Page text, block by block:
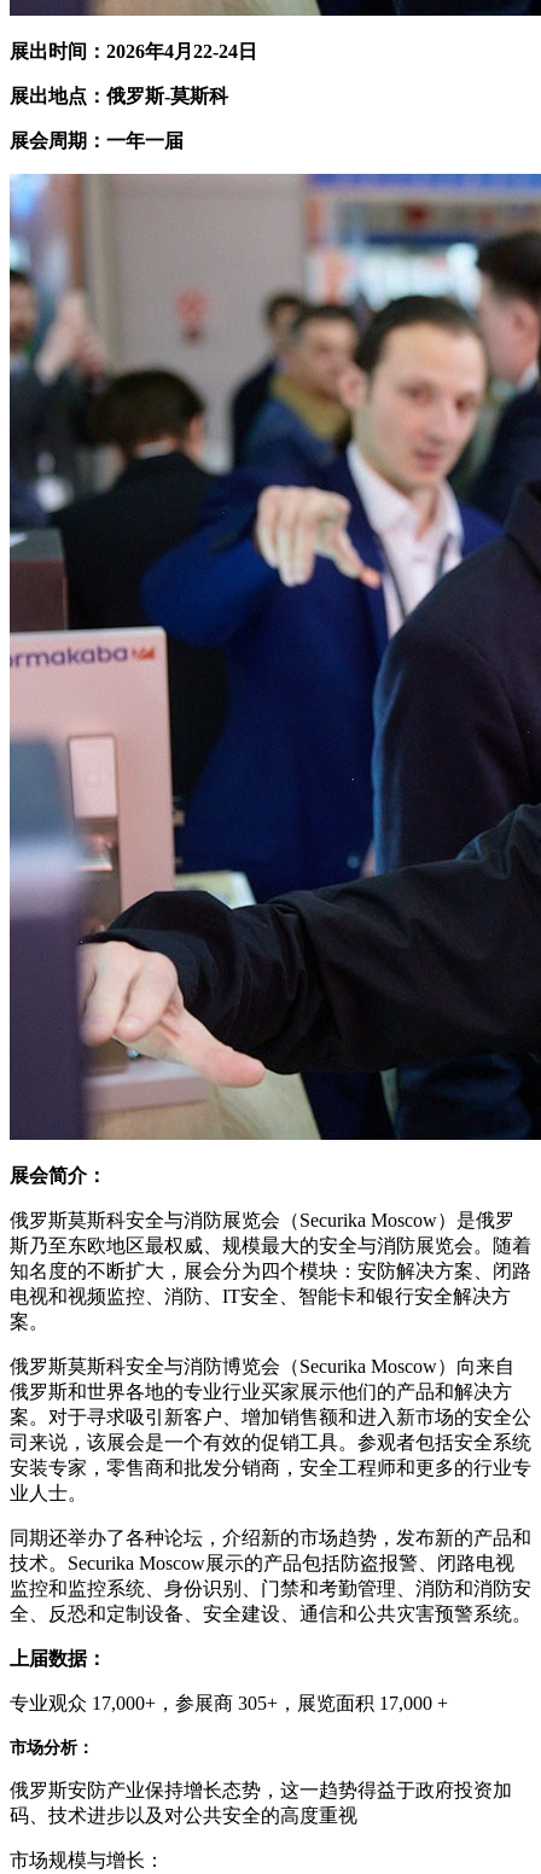
展出时间：2026年4月22-24 日
展出地点：俄罗斯-莫斯科
展会周期：一年一届
展会简介：
俄罗斯莫斯科安全与消防展览会（Securika Moscow）是俄罗
斯乃至东欧地区最权威、规模最大的安全与消防展览会。随着
知名度的不断扩大，展会分为四个模块：安防解决方案、闭路
电视和视频监控、消防、IT安全、智能卡和银行安全解决方
案。
俄罗斯莫斯科安全与消防博览会（Securika Moscow）向来自
俄罗斯和世界各地的专业行业买家展示他们的产品和解决方
案。对于寻求吸引新客户、增加销售额和进入新市场的安全公
司来说，该展会是一个有效的促销工具。参观者包括安全系统
安装专家，零售商和批发分销商，安全工程师和更多的行业专
业人士。
同期还举办了各种论坛，介绍新的市场趋势，发布新的产品和
技术。Securika Moscow展示的产品包括防盗报警、闭路电视
监控和监控系统、身份识别、门禁和考勤管理、消防和消防安
全、反恐和定制设备、安全建设、通信和公共灾害预警系统。
上届数据：
专业观众 17,000+，参展商 305+，展览面积 17,000 +
市场分析：
俄罗斯安防产业保持增长态势，这一趋势得益于政府投资加
码、技术进步以及对公共安全的高度重视
市场规模与增长：